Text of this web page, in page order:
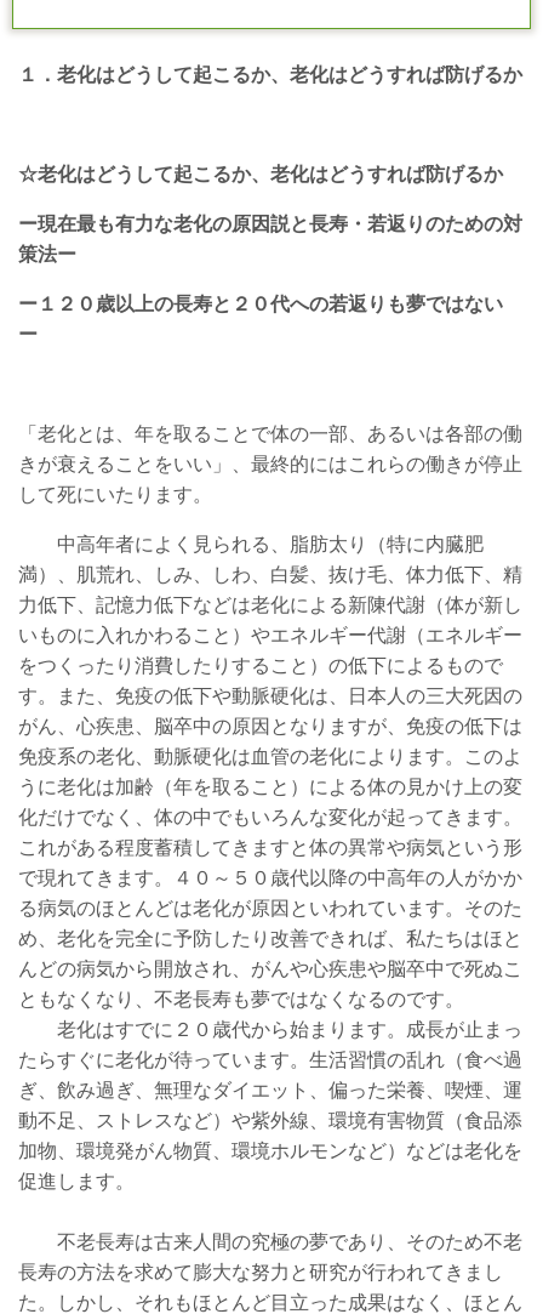
１．老化はどうして起こるか、老化はどうすれば防げるか
☆老化はどうして起こるか、老化はどうすれば防げるか
ー現在最も有力な老化の原因説と長寿・若返りのための対
策法ー
ー１２０歳以上の長寿と２０代への若返りも夢ではない
ー
「老化とは、年を取ることで体の一部、あるいは各部の働
きが衰えることをいい」、最終的にはこれらの働きが停止
して死にいたります。
中高年者によく見られる、脂肪太り（特に内臓肥
満）、肌荒れ、しみ、しわ、白髪、抜け毛、体力低下、精
力低下、記憶力低下などは老化による新陳代謝（体が新し
いものに入れかわること）やエネルギー代謝（エネルギー
をつくったり消費したりすること）の低下によるもので
す。また、免疫の低下や動脈硬化は、日本人の三大死因の
がん、心疾患、脳卒中の原因となりますが、免疫の低下は
免疫系の老化、動脈硬化は血管の老化によります。このよ
うに老化は加齢（年を取ること）による体の見かけ上の変
化だけでなく、体の中でもいろんな変化が起ってきます。
これがある程度蓄積してきますと体の異常や病気という形
で現れてきます。４０～５０歳代以降の中高年の人がかか
る病気のほとんどは老化が原因といわれています。そのた
め、老化を完全に予防したり改善できれば、私たちはほと
んどの病気から開放され、がんや心疾患や脳卒中で死ぬこ
ともなくなり、不老長寿も夢ではなくなるのです。
老化はすでに２０歳代から始まります。成長が止まっ
たらすぐに老化が待っています。生活習慣の乱れ（食べ過
ぎ、飲み過ぎ、無理なダイエット、偏った栄養、喫煙、運
動不足、ストレスなど）や紫外線、環境有害物質（食品添
加物、環境発がん物質、環境ホルモンなど）などは老化を
促進します。
不老長寿は古来人間の究極の夢であり、そのため不老
長寿の方法を求めて膨大な努力と研究が行われてきまし
た。しかし、それもほとんど目立った成果はなく、ほとん